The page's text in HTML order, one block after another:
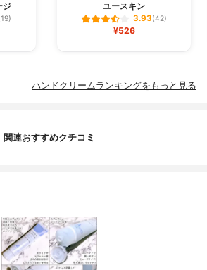
ジ
ユースキン
3.93(42)
¥526
ハンドクリームランキングをもっと見る
関連おすすめクチコミ